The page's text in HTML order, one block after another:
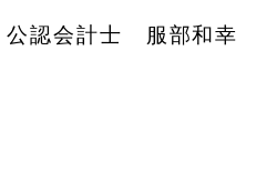
認会計士 服部和幸